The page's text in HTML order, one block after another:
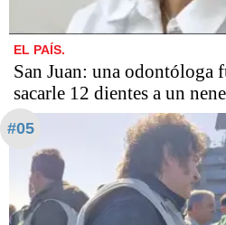
EL PAÍS.
San Juan: una odontóloga
sacarle 12 dientes a un
#05